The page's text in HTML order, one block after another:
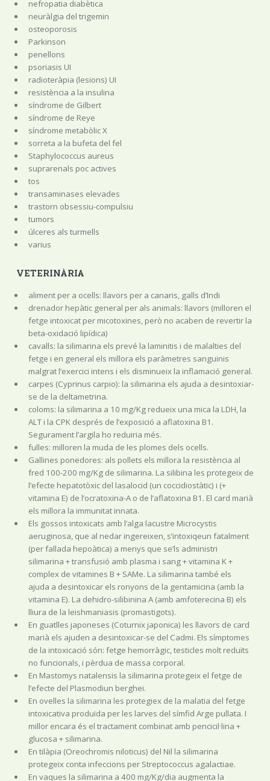
nefropatia diabètica
neuràlgia del trigemin
osteoporosis
Parkinson
penellons
psoriasis UI
radioteràpia (lesions) UI
resistència a la insulina
síndrome de Gilbert
síndrome de Reye
síndrome metabòlic X
sorreta a la bufeta del fel
Staphylococcus aureus
suprarenals poc actives
tos
transaminases elevades
trastorn obsessiu-compulsiu
tumors
úlceres als turmells
varius
VETERINÀRIA
aliment per a ocells: llavors per a canaris, galls d’Indi
drenador hepàtic general per als animals: llavors (milloren el
fetge intoxicat per micotoxines, però no acaben de revertir la
beta-oxidació lipídica)
cavalls: la silimarina els prevé la laminitis i de malalties del
fetge i en general els millora els paràmetres sanguinis
malgrat l’exercici intens i els disminueix la inflamació general.
carpes (Cyprinus carpio): la silimarina els ajuda a desintoxiar-
se de la deltametrina.
coloms: la silimarina a 10 mg/Kg redueix una mica la LDH, la
ALT i la CPK després de l’exposició a aflatoxina B1.
Segurament l’argila ho reduiria més.
fulles: milloren la muda de les plomes dels ocells.
Gallines ponedores: als pollets els millora la resistència al
fred 100-200 mg/Kg de silimarina. La silibina les protegeix de
l’efecte hepatotòxic del lasalocid (un coccidiostàtic) i (+
vitamina E) de l’ocratoxina-A o de l’aflatoxina B1. El card marià
els millora la immunitat innata.
Els gossos intoxicats amb l’alga lacustre Microcystis
aeruginosa, que al nedar ingereixen, s’intoxiqeun fatalment
(per fallada hepoàtica) a menys que se’ls administri
silimarina + transfusió amb plasma i sang + vitamina K +
complex de vitamines B + SAMe. La silimarina també els
ajuda a desintoxicar els ronyons de la gentamicina (amb la
vitamina E). La dehidro-silibinina A (amb amfoterecina B) els
lliura de la leishmaniasis (promastigots).
En guatlles japoneses (Coturnix japonica) les llavors de card
marià els ajuden a desintoxicar-se del Cadmi. Els símptomes
de la intoxicació són: fetge hemorràgic, testicles molt reduïts
no funcionals, i pèrdua de massa corporal.
En Mastomys natalensis la silimarina protegeix el fetge de
l’efecte del Plasmodiun berghei.
En ovelles la silimarina les protegiex de la malatia del fetge
intoxicativa produïda per les larves del símfid Arge pullata. I
millor encara és el tractament combinat amb pencicil·lina +
glucosa + silimarina.
En tilàpia (Oreochromis niloticus) del Nil la silimarina
protegeix conta infeccions per Streptococcus agalactiae.
En vaques la silimarina a 400 mg/Kg/dia augmenta la